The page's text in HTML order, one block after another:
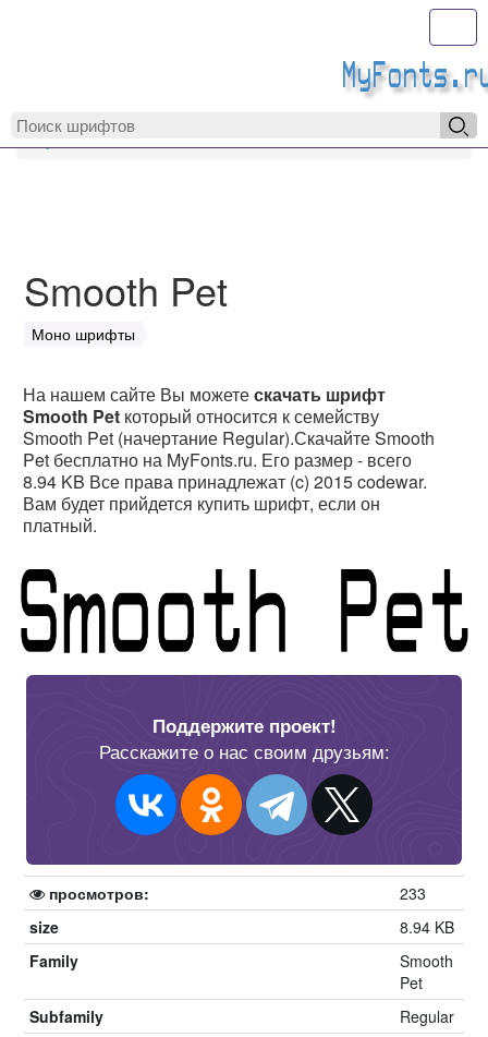
MyFonts.ru
Smooth Pet
Моно шрифты
На нашем сайте Вы можетескачать шрифт
Smooth Pet который относится к семейству
Smooth Pet (начертание Regular).Скачайте Smooth
Pet бесплатно на MyFonts.ru. Его размер - всего
8.94 KB Все права принадлежат (c) 2015 codewar.
Вам будет прийдется купить шрифт, если он
платный.
Поддержите проект!
Расскажите о нас своим друзьям:
просмотров:
233
size
8.94 KB
Family
Smooth
Pet
Subfamily
Regular